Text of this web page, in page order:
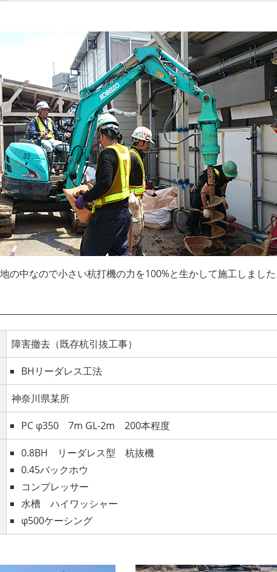
の中なので小さい杭打機の力を100%と生かして施工しまし
障害撤去（既存杭引抜工事）
BHリーダレス工法
神奈川県某所
PC φ350 7m GL-2m 200本程度
0.8BH リーダレス型 杭抜機
0.45バックホウ
コンプレッサー
水槽 ハイワッシャー
φ500ケーシング